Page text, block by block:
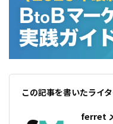
この記事を書いたライ
ferret